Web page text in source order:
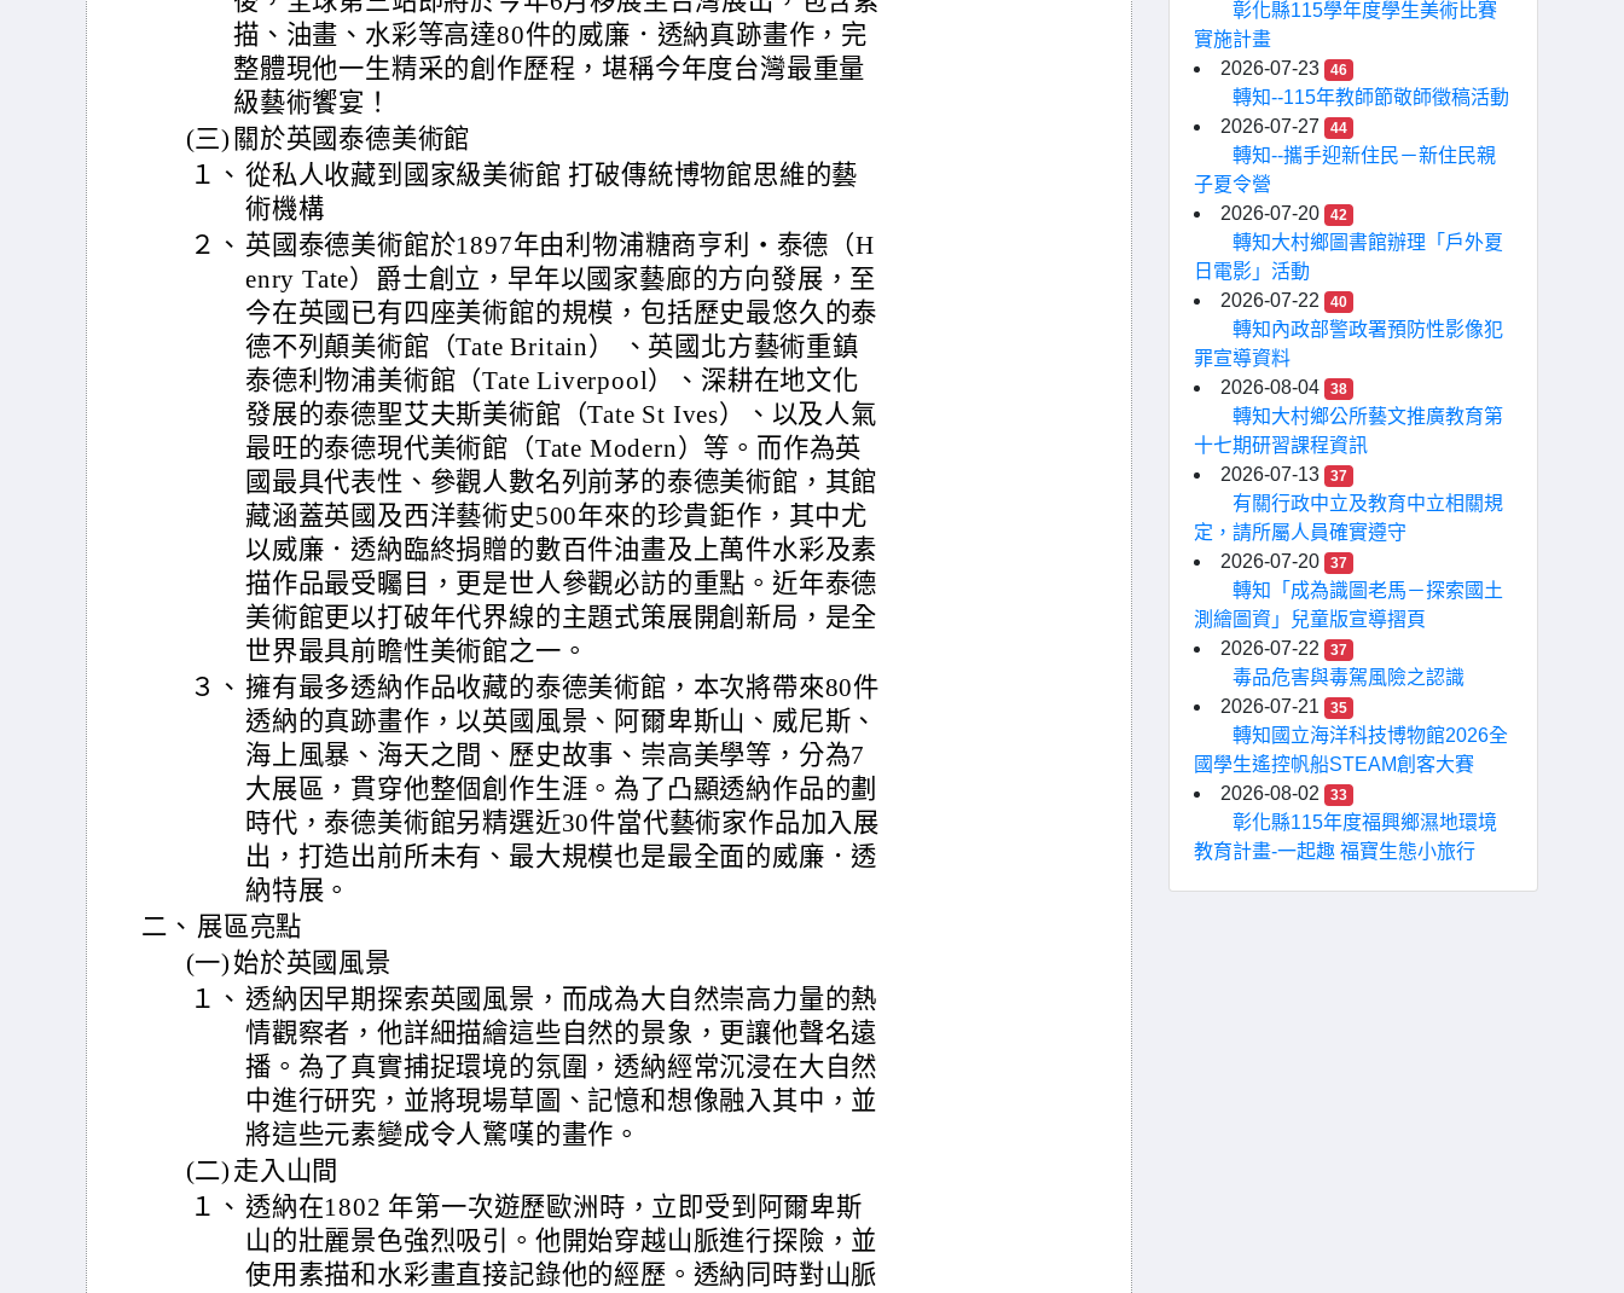
描、油畫、水彩等高達80件的威廉．透納真跡畫作，完
整體現他一生精采的創作歷程，堪稱今年度台灣最重量
級藝術饗宴！
(三) 關於英國泰德美術館
１、 從私人收藏到國家級美術館 打破傳統博物館思維的藝
術機構
２、 英國泰德美術館於1897年由利物浦糖商亨利・泰德（H
enry Tate）爵士創立，早年以國家藝廊的方向發展，至
今在英國已有四座美術館的規模，包括歷史最悠久的泰
德不列顛美術館（Tate Britain） 、英國北方藝術重鎮
泰德利物浦美術館（Tate Liverpool）、深耕在地文化
發展的泰德聖艾夫斯美術館（Tate St Ives）、以及人氣
最旺的泰德現代美術館（Tate Modern）等。而作為英
國最具代表性、參觀人數名列前茅的泰德美術館，其館
藏涵蓋英國及西洋藝術史500年來的珍貴鉅作，其中尤
以威廉．透納臨終捐贈的數百件油畫及上萬件水彩及素
描作品最受矚目，更是世人參觀必訪的重點。近年泰德
美術館更以打破年代界線的主題式策展開創新局，是全
世界最具前瞻性美術館之一。
３、 擁有最多透納作品收藏的泰德美術館，本次將帶來80件
透納的真跡畫作，以英國風景、阿爾卑斯山、威尼斯、
海上風暴、海天之間、歷史故事、崇高美學等，分為7
大展區，貫穿他整個創作生涯。為了凸顯透納作品的劃
時代，泰德美術館另精選近30件當代藝術家作品加入展
出，打造出前所未有、最大規模也是最全面的威廉．透
納特展。
二、 展區亮點
(一)始於英國風景
１、 透納因早期探索英國風景，而成為大自然崇高力量的熱
情觀察者，他詳細描繪這些自然的景象，更讓他聲名遠
播。為了真實捕捉環境的氛圍，透納經常沉浸在大自然
中進行研究，並將現場草圖、記憶和想像融入其中，並
將這些元素變成令人驚嘆的畫作。
(二) 走入山間
１、 透納在1802 年第一次遊歷歐洲時，立即受到阿爾卑斯
山的壯麗景色強烈吸引。他開始穿越山脈進行探險，並
使用素描和水彩畫直接記錄他的經歷。透納同時對山脈
彰化縣115學年度學生美術比賽
實施計畫
2026-07-23
46
轉知--115年教師節敬師徵稿活動
2026-07-27
44
轉知--攜手迎新住民－新住民親
子夏令營
2026-07-20
42
轉知大村鄉圖書館辦理「戶外夏
日電影」活動
2026-07-22
40
轉知內政部警政署預防性影像犯
罪宣導資料
2026-08-04
38
轉知大村鄉公所藝文推廣教育第
十七期研習課程資訊
2026-07-13
37
有關行政中立及教育中立相關規
定，請所屬人員確實遵守
2026-07-20
37
轉知「成為識圖老馬－探索國土
測繪圖資」兒童版宣導摺頁
2026-07-22
37
毒品危害與毒駕風險之認識
2026-07-21
35
轉知國立海洋科技博物館2026全
國學生遙控帆船STEAM創客大賽
2026-08-02
33
彰化縣115年度福興鄉濕地環境
教育計畫-一起趣 福寶生態小旅行